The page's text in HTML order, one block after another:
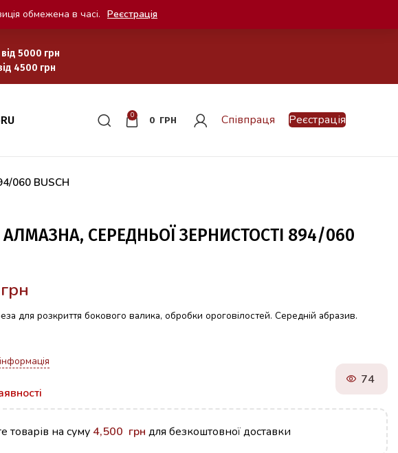
5000 грн
4500 грн
RU 0
0 ГРН Співпраця Реєстрація
060 BUSCH
СЕРЕДНЬОЇ ЗЕРНИСТОСТІ 894/060
грн
для розкриття бокового валика, обробки ороговілостей. Середній абразив.
74
товарів на суму 4,500 грн для безкоштовної доставки
обмежена в часі. Реєстрація